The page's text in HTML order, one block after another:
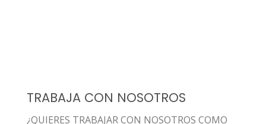
TRABAJA CON NOSOTROS
¿QUIERES TRABAJAR CON NOSOTROS COMO